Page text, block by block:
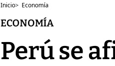
Inicio> Economía
ECONOMÍA
Perú se